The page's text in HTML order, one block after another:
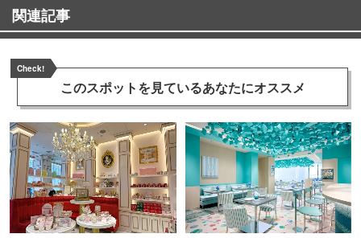
関連記事
Check!
このスポットを見ているあなたにオススメ